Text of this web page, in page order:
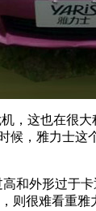
，这也在很
候，雅力士这
和外形过于
则很难看重